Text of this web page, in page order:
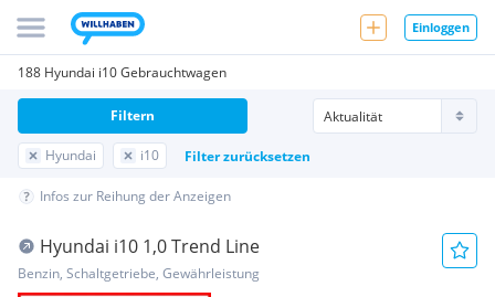
Einloggen
188 Hyundai i10 Gebrauchtwagen
Hyundai i10 Filter zurücksetzen
Filtern
Infos zur Reihung der Anzeigen
Hyundai i10 1,0 Trend Line
Benzin, Schaltgetriebe, Gewährleistung